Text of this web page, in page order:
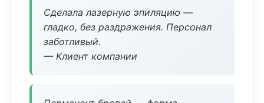
Сделала лазерную эпиляцию —
гладко, без раздражения. Персонал
заботливый.
— Клиент компании